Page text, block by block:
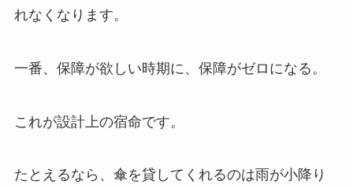
れなくなります。
一番、保障が欲しい時期に、保障がゼロになる。
これが設計上の宿命です。
たとえるなら、傘を貸してくれるのは雨が小降り